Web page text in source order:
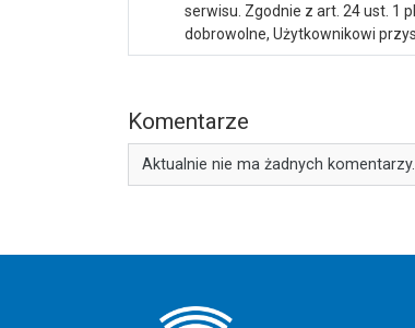
serwisu. Zgodnie z art. 24 ust. 1
dobrowolne, Użytkownikowi
Komentarze
Aktualnie nie ma żadnych